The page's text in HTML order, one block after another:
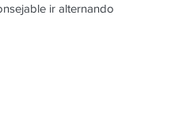
ir alternando